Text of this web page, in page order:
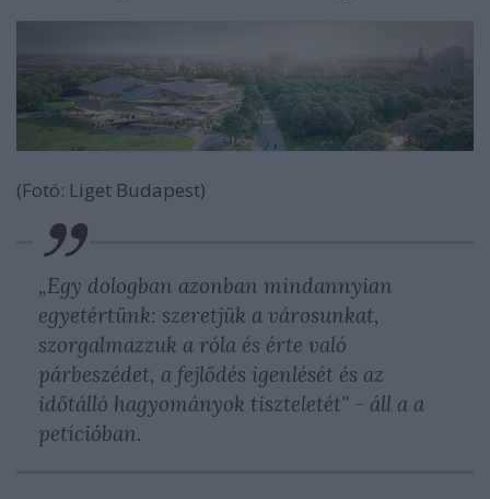
(Fotó: Liget Budapest)
„Egy dologban azonban mindannyian
egyetértünk: szeretjük a városunkat,
szorgalmazzuk a róla és érte való
párbeszédet, a fejlődés igenlését és az
időtálló hagyományok tiszteletét" - áll a a
petícióban.